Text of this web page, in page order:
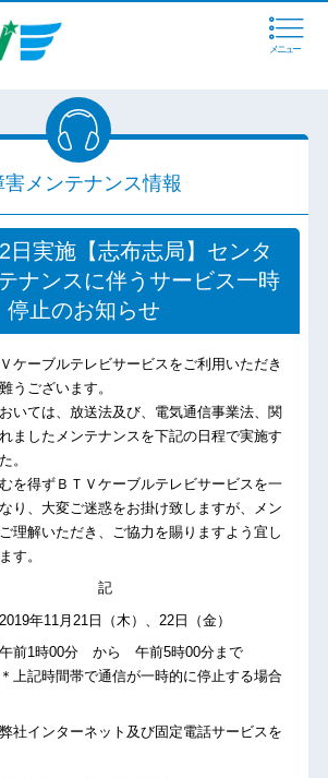
メニュー
害メンテナンス情報
日実施【志布志局】センタ
ナンスに伴うサービス一時
停止のお知らせ
ケーブルテレビサービスをご利用いただき
うございます。
いては、放送法及び、電気通信事業法、関
ましたメンテナンスを下記の日程で実施す
。
を得ずＢＴＶケーブルテレビサービスを一
り、大変ご迷惑をお掛け致しますが、メン
理解いただき、ご協力を賜りますよう宜し
す。
年11月21日（木）、22日（金）
1時00分 から 午前5時00分まで
で通信が一時的に停止する場合
社インターネット及び固定電話サービスを